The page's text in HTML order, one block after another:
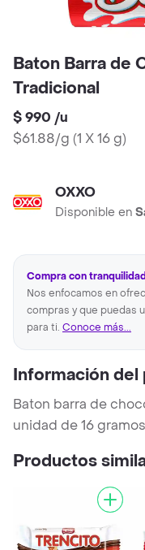
Baton Barra de
Tradicional
$ 990 /u
$61.88/g (1 X 16 g)
OXXO
Disponible en
Compra con
Nos enfocamos en
compras y que puedas
para ti. Conoce más...
Información del
Baton barra de
unidad de 16
Productos